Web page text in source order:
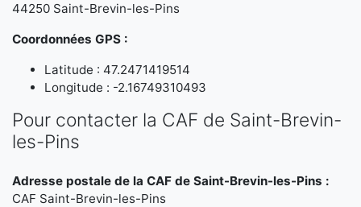
44250 Saint-Brevin-les-Pins
Coordonnées GPS :
Latitude : 47.2471419514
Longitude : -2.16749310493
Pour contacter la CAF de Saint-Brevin-
les-Pins
Adresse postale de la CAF de Saint-Brevin-les-Pins :
CAF Saint-Brevin-les-Pins